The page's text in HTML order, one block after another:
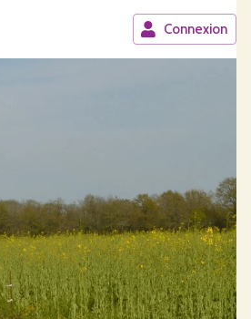
Connexion